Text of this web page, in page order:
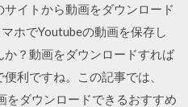
イトから動画をダウンロード
ホでYoutubeの動画を保存し
？動画をダウンロードすれば
利ですね。この記事では、
をダウンロードできるおすすめ